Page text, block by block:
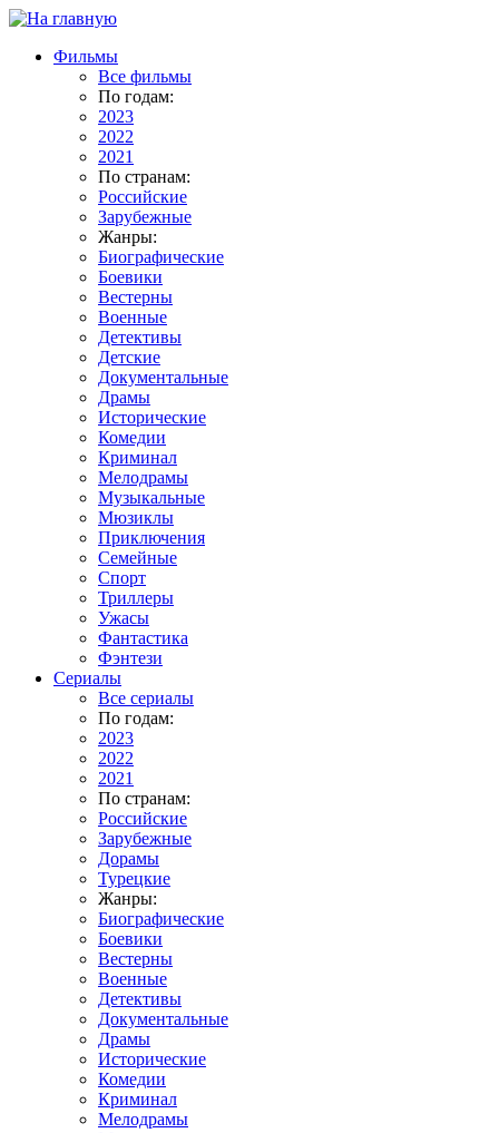
Фильмы
Все фильмы
По годам:
2023
2022
2021
По странам:
Российские
Зарубежные
Жанры:
Биографические
Боевики
Вестерны
Военные
Детективы
Детские
Документальные
Драмы
Исторические
Комедии
Криминал
Мелодрамы
Музыкальные
Мюзиклы
Приключения
Семейные
Спорт
Триллеры
Ужасы
Фантастика
Фэнтези
Сериалы
Все сериалы
По годам:
2023
2022
2021
По странам:
Российские
Зарубежные
Дорамы
Турецкие
Жанры:
Биографические
Боевики
Вестерны
Военные
Детективы
Документальные
Драмы
Исторические
Комедии
Криминал
Мелодрамы